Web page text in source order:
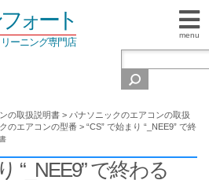
menu
ォート
ーニング専門店
の取扱説明書 > パナソニックのエアコンの取扱
のエアコンの型番 > “CS” で始まり “_NEE9” で終
“_NEE9” で終わる